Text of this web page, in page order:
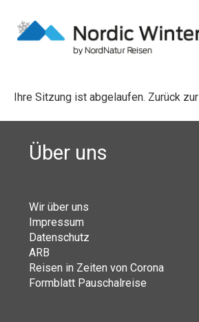
Ihre Sitzung ist abgelaufen. Zurück zur
Über uns
Wir über uns
Impressum
Datenschutz
ARB
Reisen in Zeiten von Corona
Formblatt Pauschalreise